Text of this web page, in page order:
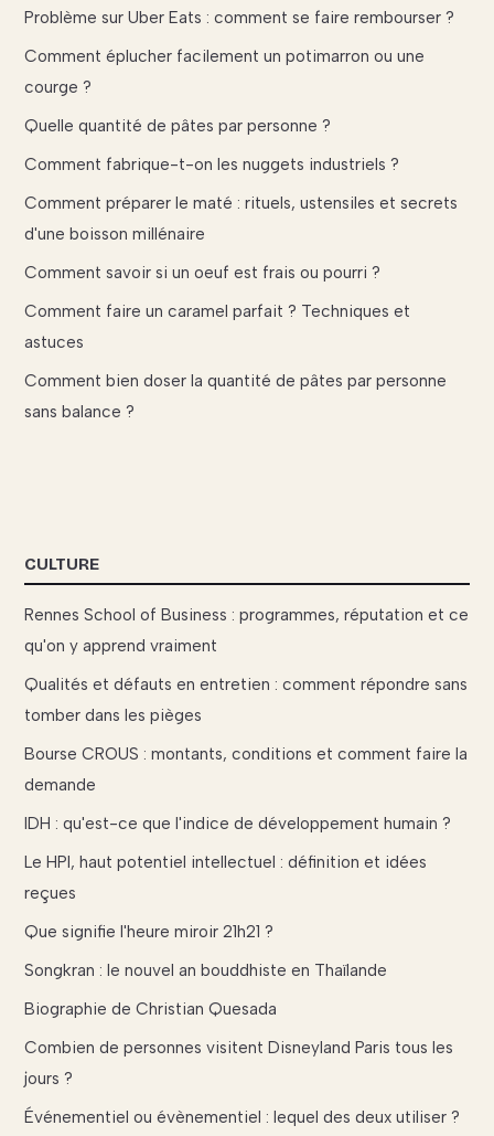
Problème sur Uber Eats : comment se faire rembourser ?
Comment éplucher facilement un potimarron ou une
courge ?
Quelle quantité de pâtes par personne ?
Comment fabrique-t-on les nuggets industriels ?
Comment préparer le maté : rituels, ustensiles et secrets
d'une boisson millénaire
Comment savoir si un oeuf est frais ou pourri ?
Comment faire un caramel parfait ? Techniques et
astuces
Comment bien doser la quantité de pâtes par personne
sans balance ?
CULTURE
Rennes School of Business : programmes, réputation et ce
qu'on y apprend vraiment
Qualités et défauts en entretien : comment répondre sans
tomber dans les pièges
Bourse CROUS : montants, conditions et comment faire la
demande
IDH : qu'est-ce que l'indice de développement humain ?
Le HPI, haut potentiel intellectuel : définition et idées
reçues
Que signifie l'heure miroir 21h21 ?
Songkran : le nouvel an bouddhiste en Thaïlande
Biographie de Christian Quesada
Combien de personnes visitent Disneyland Paris tous les
jours ?
Événementiel ou évènementiel : lequel des deux utiliser ?